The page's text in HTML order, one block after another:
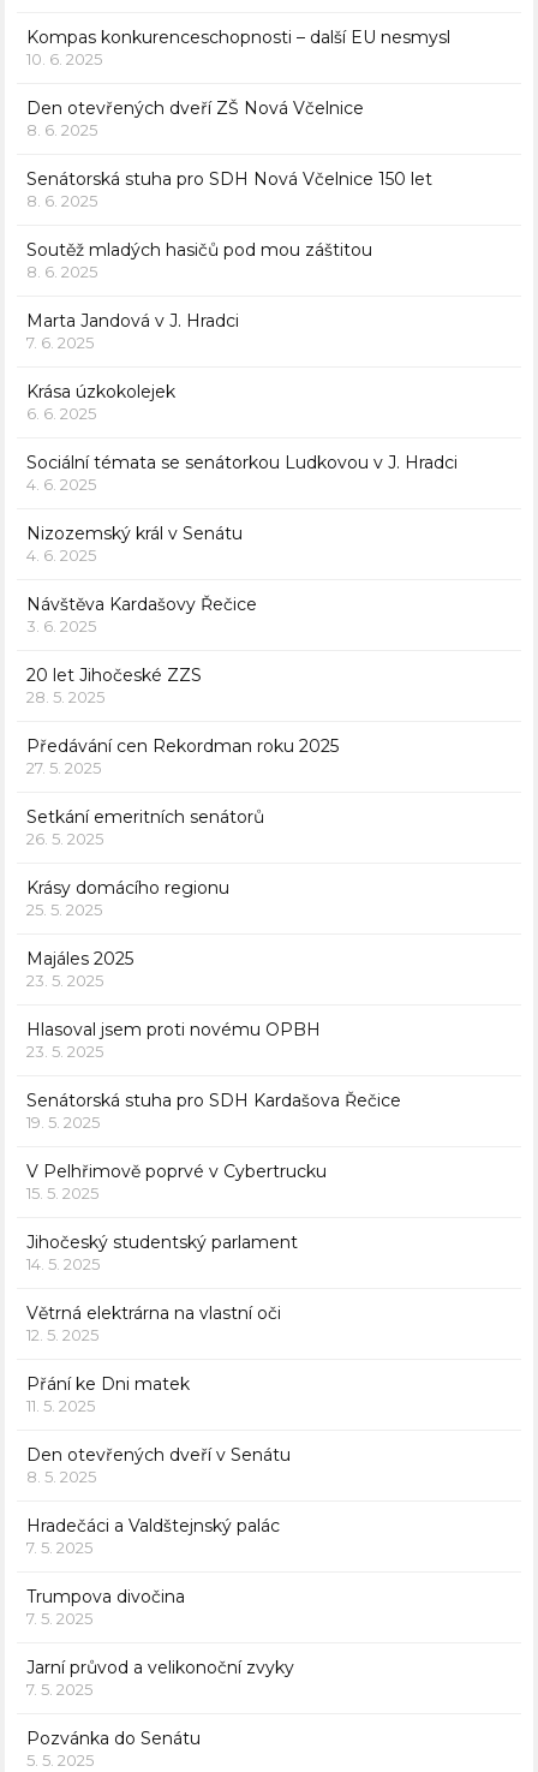
Kompas konkurenceschopnosti – další EU nesmysl
10. 6. 2025
Den otevřených dveří ZŠ Nová Včelnice
8. 6. 2025
Senátorská stuha pro SDH Nová Včelnice 150 let
8. 6. 2025
Soutěž mladých hasičů pod mou záštitou
8. 6. 2025
Marta Jandová v J. Hradci
7. 6. 2025
Krása úzkokolejek
6. 6. 2025
Sociální témata se senátorkou Ludkovou v J. Hradci
4. 6. 2025
Nizozemský král v Senátu
4. 6. 2025
Návštěva Kardašovy Řečice
3. 6. 2025
20 let Jihočeské ZZS
28. 5. 2025
Předávání cen Rekordman roku 2025
27. 5. 2025
Setkání emeritních senátorů
26. 5. 2025
Krásy domácího regionu
25. 5. 2025
Majáles 2025
23. 5. 2025
Hlasoval jsem proti novému OPBH
23. 5. 2025
Senátorská stuha pro SDH Kardašova Řečice
19. 5. 2025
V Pelhřimově poprvé v Cybertrucku
15. 5. 2025
Jihočeský studentský parlament
14. 5. 2025
Větrná elektrárna na vlastní oči
12. 5. 2025
Přání ke Dni matek
11. 5. 2025
Den otevřených dveří v Senátu
8. 5. 2025
Hradečáci a Valdštejnský palác
7. 5. 2025
Trumpova divočina
7. 5. 2025
Jarní průvod a velikonoční zvyky
7. 5. 2025
Pozvánka do Senátu
5. 5. 2025